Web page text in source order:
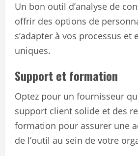
Un bon outil d’analyse de
offrir des options de
s’adapter à vos processus et
uniques.
Support et formation
Optez pour un fournisseur
support client solide et des
formation pour assurer une
de l’outil au sein de votre